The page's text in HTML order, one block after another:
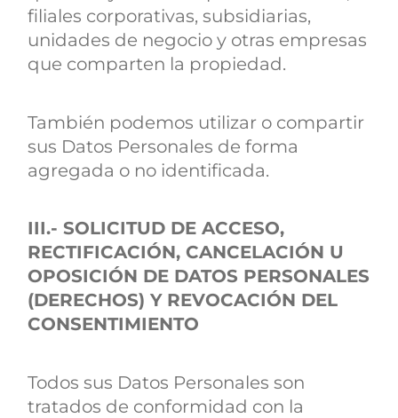
filiales corporativas, subsidiarias,
unidades de negocio y otras empresas
que comparten la propiedad.
También podemos utilizar o compartir
sus Datos Personales de forma
agregada o no identificada.
III.- SOLICITUD DE ACCESO,
RECTIFICACIÓN, CANCELACIÓN U
OPOSICIÓN DE DATOS PERSONALES
(DERECHOS) Y REVOCACIÓN DEL
CONSENTIMIENTO
Todos sus Datos Personales son
tratados de conformidad con la